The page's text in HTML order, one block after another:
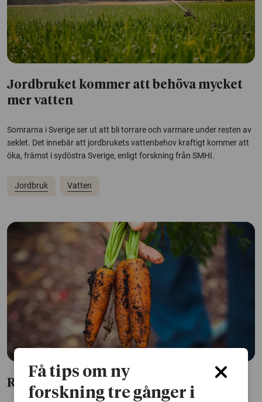
Jordbruket kommer att behöva mycket
mer vatten
Somrarna i Sverige ser ut att bli torrare och varmare under resten av
seklet. Det innebär att jordbrukets vattenbehov kraftigt kommer att
öka, främst i sydöstra Sverige, enligt forskning från SMHI.
Jordbruk Vatten
Räcker maten när krisen kommer?
Få tips om ny
forskning tre gånger i